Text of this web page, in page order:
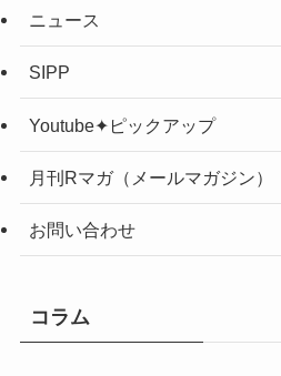
ニュース
SIPP
Youtube✦ピックアップ
月刊Rマガ（メールマガジン）
お問い合わせ
コラム